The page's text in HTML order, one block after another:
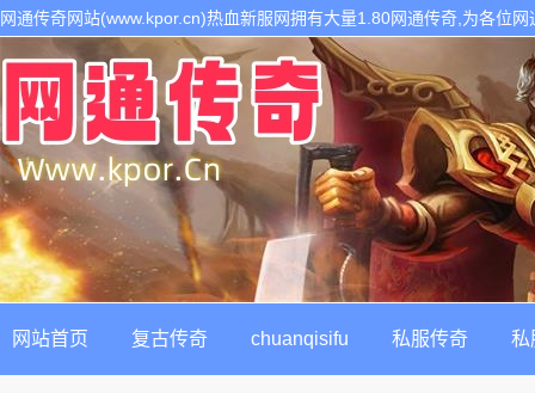
网通传奇网站(www.kpor.cn)热血新服网拥有大量1.80网通传奇,为各位
1.80传奇开区服务,是继网通传奇私服以后最热门的每日新开1.80传奇私
网站首页 复古传奇 chuanqisifu 私服传奇 私